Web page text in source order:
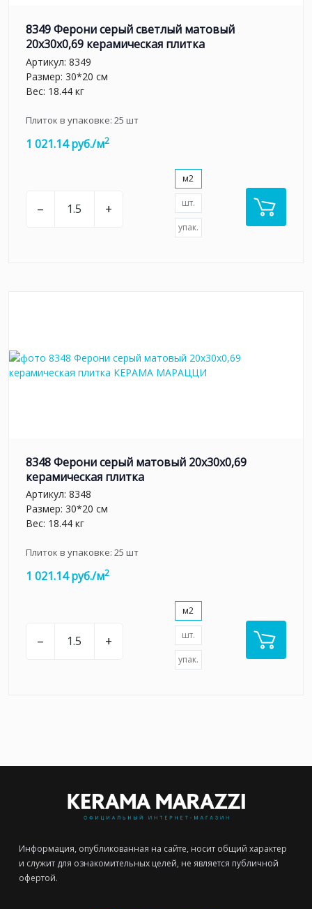
8349 Ферони серый светлый матовый
20x30x0,69 керамическая плитка
Артикул: 8349
Размер: 30*20 см
Вес: 18.44 кг
Плиток в упаковке: 25 шт
1 021.14 руб./м2
– +
м2
шт.
упак.
8348 Ферони серый матовый 20x30x0,69
керамическая плитка
Артикул: 8348
Размер: 30*20 см
Вес: 18.44 кг
Плиток в упаковке: 25 шт
1 021.14 руб./м2
– +
м2
шт.
упак.
Информация, опубликованная на сайте, носит общий характер
и служит для ознакомительных целей, не является публичной
офертой.